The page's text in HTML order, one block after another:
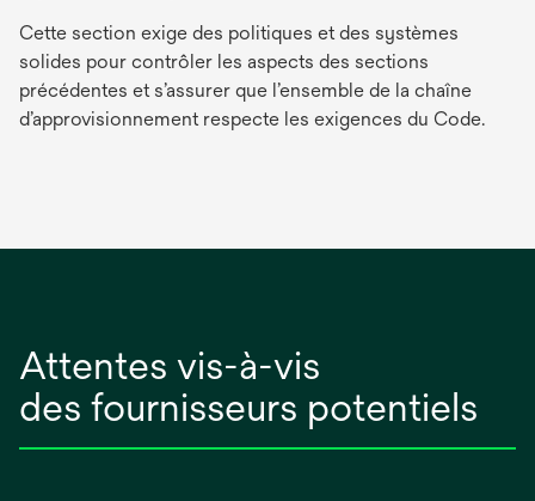
Cette section exige des politiques et des systèmes
solides pour contrôler les aspects des sections
précédentes et s’assurer que l’ensemble de la chaîne
d’approvisionnement respecte les exigences du Code.
Attentes vis-à-vis
des fournisseurs potentiels